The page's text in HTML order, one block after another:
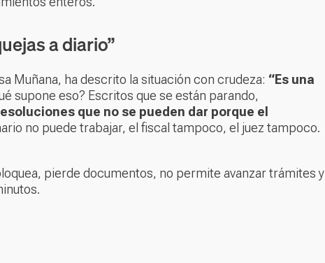
a diario”
Muñana, ha descrito la situación con crudeza: “Es una
supone eso? Escritos que se están parando,
que no se pueden dar porque el
no puede trabajar, el fiscal tampoco, el juez tampoco.
pierde documentos, no permite avanzar trámites y